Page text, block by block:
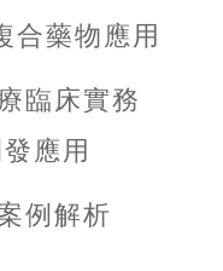
合藥物應用
臨床實務
應用
例解析